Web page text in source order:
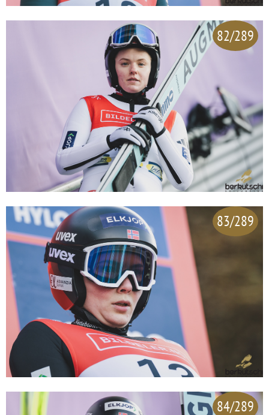
82/289
83/289
84/289